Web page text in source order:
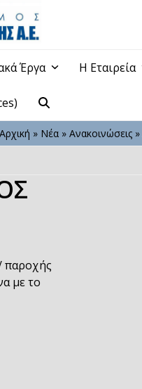
Έργα Η Εταιρεία
Αρχική » Νέα» Ανακοινώσεις»
παροχής
με το